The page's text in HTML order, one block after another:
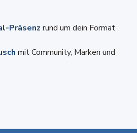
Präsenz rund um dein Format
mit Community, Marken und